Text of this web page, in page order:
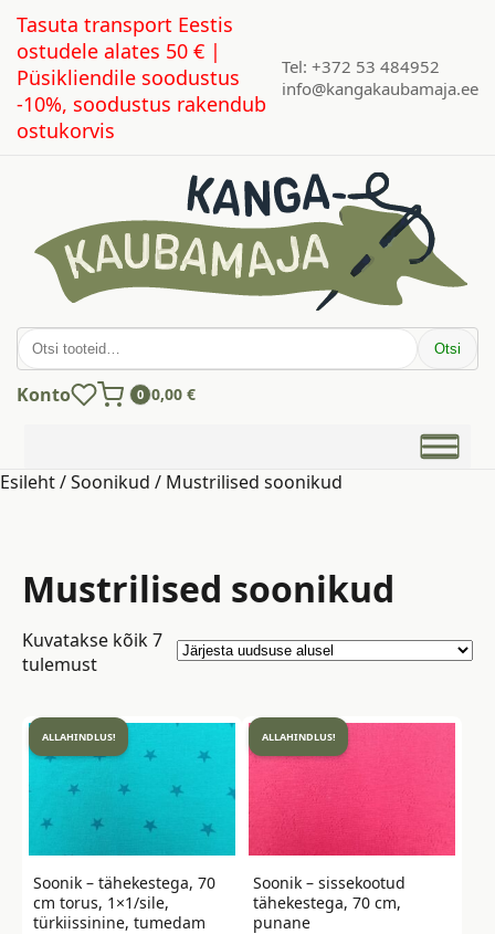
Tasuta transport Eestis
ostudele alates 50 € |
Püsikliendile soodustus
-10%, soodustus rakendub
ostukorvis
Tel: +372 53 484952
info@kangakaubamaja.ee
Otsi: Otsi
Konto 0 0,00 €
Esileht/Soonikud / Mustrilised soonikud
Mustrilised soonikud
Kuvatakse kõik 7
tulemustSorted
latest
ALLAHINDLUS!
Soonik – tähekestega, 70
cm torus, 1×1/sile,
türkiissinine, tumedam
ALLAHINDLUS!
Soonik – sissekootud
tähekestega, 70 cm,
punane